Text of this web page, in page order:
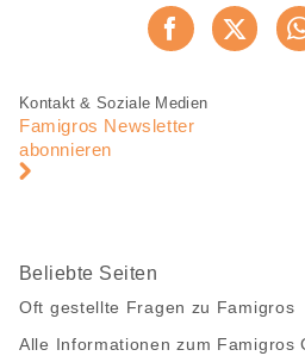
Fusszeile
Fusszeile
Navigation
Kontakt & Soziale Medien
Famigros Newsletter
abonnieren
Beliebte Seiten
Oft gestellte Fragen zu Famigros
Alle Informationen zum Famigros